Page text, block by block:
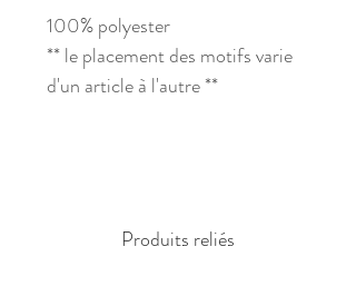
100% polyester
** le placement des motifs varie
d'un article à l'autre **
Produits reliés